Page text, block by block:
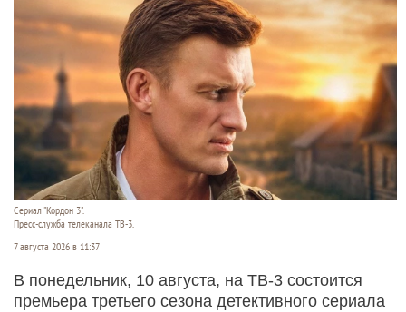
Сериал "Кордон 3".
Пресс-служба телеканала ТВ-3.
7 августа 2026 в 11:37
В понедельник, 10 августа, на ТВ-3 состоится
премьера третьего сезона детективного сериала